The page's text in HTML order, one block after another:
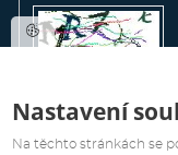
Nastavení
Na těchto stránkách se